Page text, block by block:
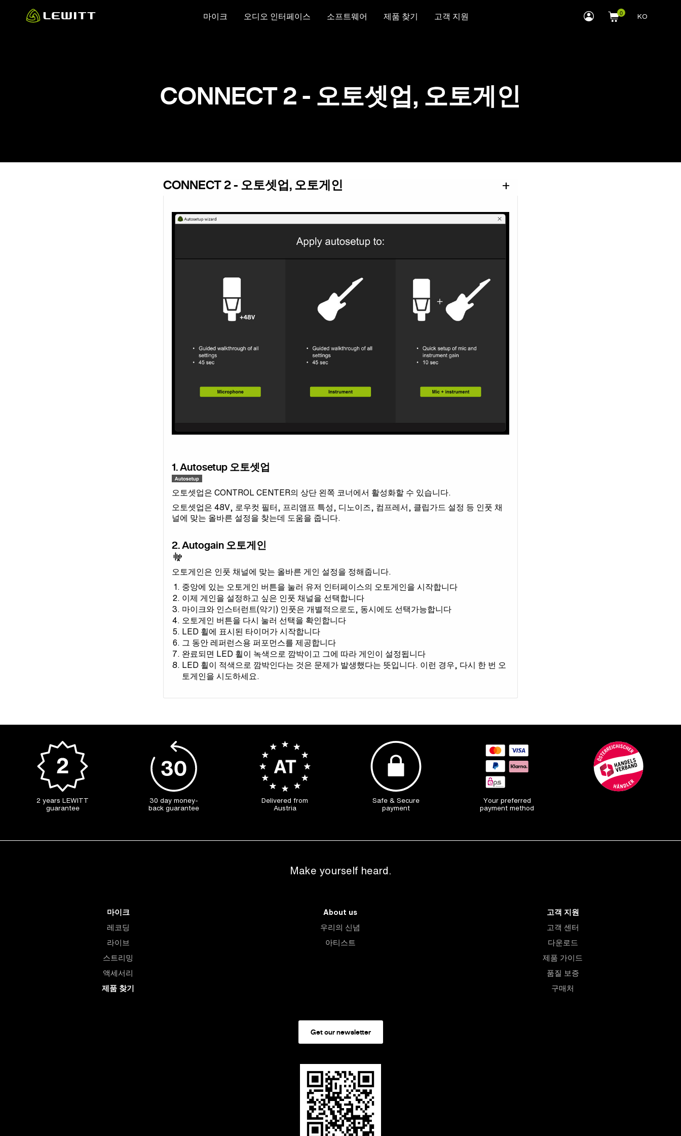
마이크 오디오 인터페이스 소프트웨어 제품 찾기 고객 지원 myLEWITT
Account
KO
CONNECT 2 - 오토셋업, 오토게인
CONNECT 2 - 오토셋업, 오토게인
1. Autosetup 오토셋업
오토셋업은 CONTROL CENTER의 상단 왼쪽 코너에서 활성화할 수 있습니다.
오토셋업은 48V, 로우컷 필터, 프리앰프 특성, 디노이즈, 컴프레서, 클립가드 설정 등 인풋 채
널에 맞는 올바른 설정을 찾는데 도움을 줍니다.
2. Autogain 오토게인
오토게인은 인풋 채널에 맞는 올바른 게인 설정을 정해줍니다.
중앙에 있는 오토게인 버튼을 눌러 유저 인터페이스의 오토게인을 시작합니다
이제 게인을 설정하고 싶은 인풋 채널을 선택합니다
마이크와 인스터런트(악기) 인풋은 개별적으로도, 동시에도 선택가능합니다
오토게인 버튼을 다시 눌러 선택을 확인합니다
LED 휠에 표시된 타이머가 시작합니다
그 동안 레퍼런스용 퍼포먼스를 제공합니다
완료되면 LED 휠이 녹색으로 깜박이고 그에 따라 게인이 설정됩니다
LED 휠이 적색으로 깜박인다는 것은 문제가 발생했다는 뜻입니다. 이런 경우, 다시 한 번 오
토게인을 시도하세요.
2 years LEWITT
guarantee
30 day money-
back guarantee
Delivered from
Austria
Safe & Secure
payment
Your preferred
payment method
Make yourself heard.
마이크
레코딩
라이브
스트리밍
액세서리
제품 찾기
About us
우리의 신념
아티스트
고객 지원
고객 센터
다운로드
제품 가이드
품질 보증
구매처
Get our newsletter